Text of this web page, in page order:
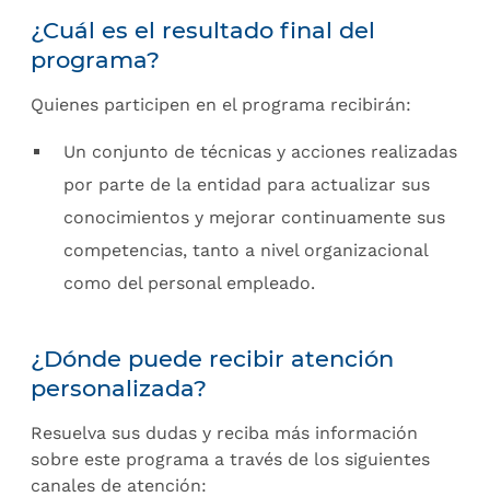
¿Cuál es el resultado final del
programa?
Quienes participen en el programa recibirán:
Un conjunto de técnicas y acciones realizadas
por parte de la entidad para actualizar sus
conocimientos y mejorar continuamente sus
competencias, tanto a nivel organizacional
como del personal empleado.
¿Dónde puede recibir atención
personalizada?
Resuelva sus dudas y reciba más información
sobre este programa a través de los siguientes
canales de atención: